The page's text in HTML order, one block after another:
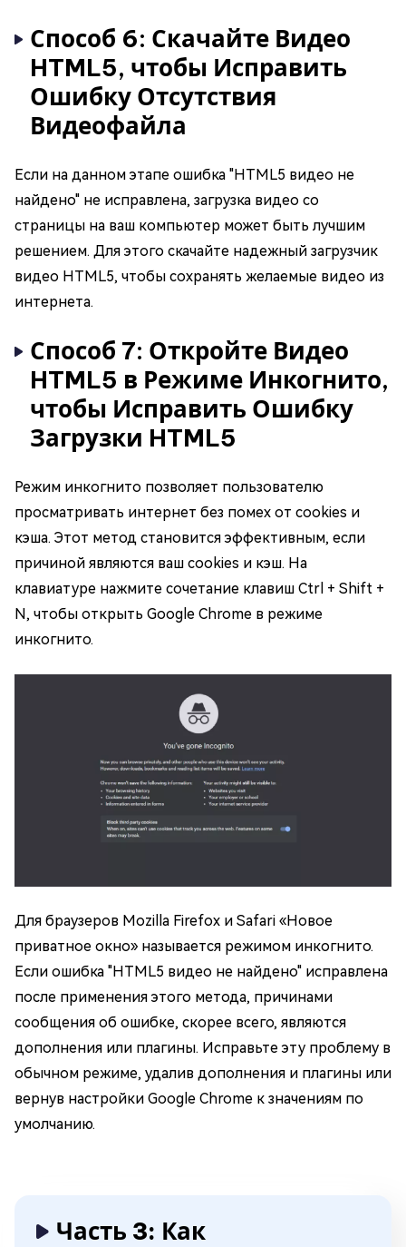
Способ 6: Скачайте Видео
HTML5, чтобы Исправить
Ошибку Отсутствия
Видеофайла
Если на данном этапе ошибка "HTML5 видео не
найдено" не исправлена, загрузка видео со
страницы на ваш компьютер может быть лучшим
решением. Для этого скачайте надежный загрузчик
видео HTML5, чтобы сохранять желаемые видео из
интернета.
Способ 7: Откройте Видео
HTML5 в Режиме Инкогнито,
чтобы Исправить Ошибку
Загрузки HTML5
Режим инкогнито позволяет пользователю
просматривать интернет без помех от cookies и
кэша. Этот метод становится эффективным, если
причиной являются ваш cookies и кэш. На
клавиатуре нажмите сочетание клавиш Ctrl + Shift +
N, чтобы открыть Google Chrome в режиме
инкогнито.
Для браузеров Mozilla Firefox и Safari «Новое
приватное окно» называется режимом инкогнито.
Если ошибка "HTML5 видео не найдено" исправлена
после применения этого метода, причинами
сообщения об ошибке, скорее всего, являются
дополнения или плагины. Исправьте эту проблему в
обычном режиме, удалив дополнения и плагины или
вернув настройки Google Chrome к значениям по
умолчанию.
Часть 3: Как